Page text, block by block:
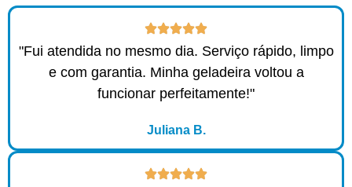
"Fui atendida no mesmo dia. Serviço rápido, limpo
e com garantia. Minha geladeira voltou a
funcionar perfeitamente!"
Juliana B.